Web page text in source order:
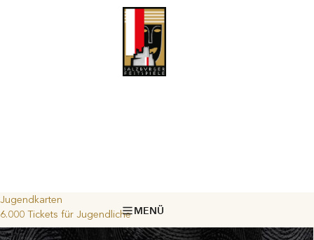
MENÜ
Jugendkarten
6.000 Tickets für Jugendliche